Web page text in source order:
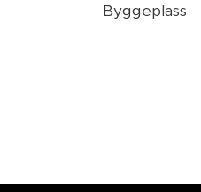
Byggeplass